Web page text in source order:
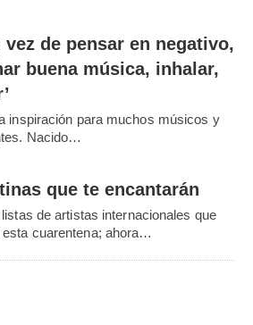
vez de pensar en negativo,
buena música, inhalar,
inspiración para muchos músicos y
Nacido…
que te encantarán
de artistas internacionales que
cuarentena; ahora…